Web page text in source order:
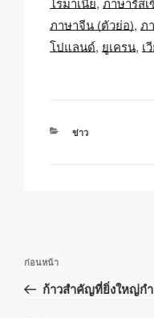
k
ภาษาจีน (ตัวย่อ) ภ
โปแลนด์ ยูเครน เ
หมวด
ข่าว
เมนู
นำทาง
เรื่อง
ก่อน
ก่อนหน้า
ก้าวสำคัญที่ยิ่งใหญ่ก